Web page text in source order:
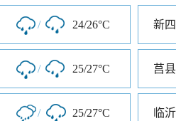
/ 24/26°C
/ 25/27°C 莒
/ 25/27°C